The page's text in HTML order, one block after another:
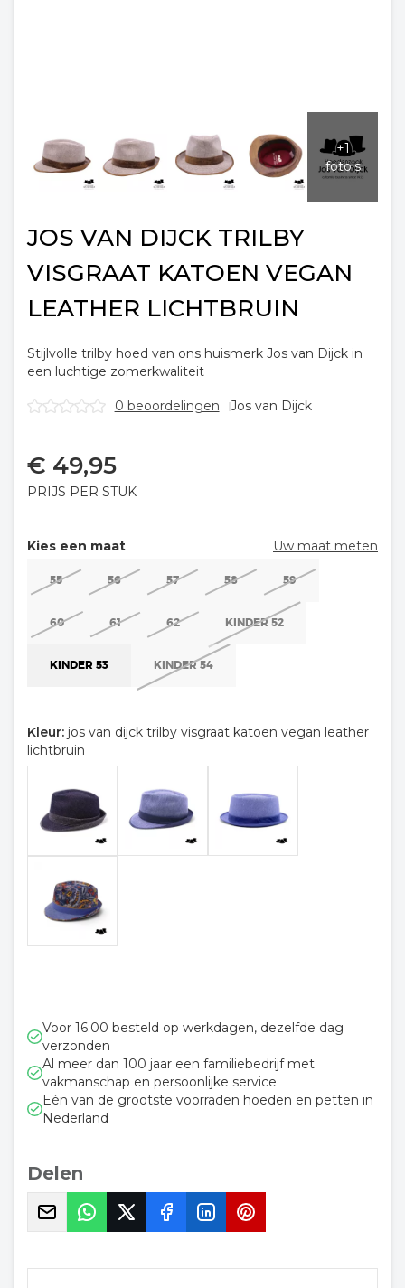
JOS VAN DIJCK TRILBY
VISGRAAT KATOEN VEGAN
LEATHER LICHTBRUIN
Stijlvolle trilby hoed van ons huismerk Jos van Dijck in
een luchtige zomerkwaliteit
0 beoordelingen Jos van Dijck
€ 49,95
PRIJS PER STUK
Kies een maat Uw maat meten
55 56 57 58 59
60 61 62 KINDER 52
KINDER 53 KINDER 54
Kleur: jos van dijck trilby visgraat katoen vegan leather
lichtbruin
Voor 16:00 besteld op werkdagen, dezelfde dag
verzonden
Al meer dan 100 jaar een familiebedrijf met
vakmanschap en persoonlijke service
Eén van de grootste voorraden hoeden en petten in
Nederland
Delen